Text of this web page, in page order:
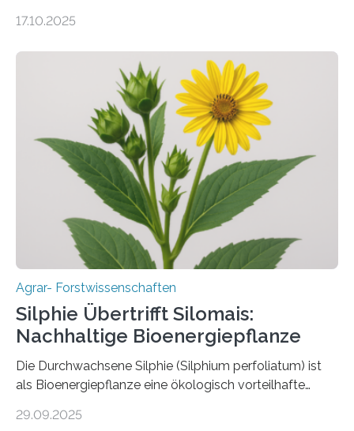
Insektenbiotechnologie der JLU Insekten spielen eine
aber Krankheiten übertragen und der Landwirtschaft
und dem Gartenbau erhebliche Schäden zufügen. Es ist
daher entscheidend, Schadinsekten effektiv zu
bekämpfen, während gleichzeitig nützliche Insekten
erhalten bleiben. An der Justus-Liebig-Universität
Gießen (JLU) erforscht die Arbeitsgruppe von Prof. Dr.
Marc F. Schetelig am Institut für
Insektenbiotechnologie neue biologische und
biotechnologische Verfahren zur…
17.10.2025
Agrar- Forstwissenschaften
Silphie Übertrifft Silomais:
Nachhaltige Bioenergiepflanze
Die Durchwachsene Silphie (Silphium perfoliatum) ist
als Bioenergiepflanze eine ökologisch vorteilhafte
mehrjährigen Vergleichsstudie von Forschenden der
29.09.2025